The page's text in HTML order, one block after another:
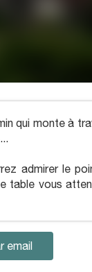
qui monte à
admirer le
table vous
email